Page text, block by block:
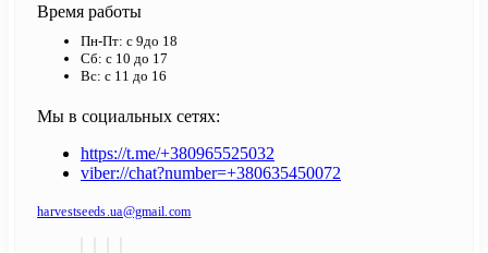
Время работы
Пн-Пт: с 9до 18
Сб: с 10 до 17
Вс: с 11 до 16
Мы в социальных сетях:
https://t.me/+380965525032
viber://chat?number=+380635450072
harvestseeds.ua@gmail.com